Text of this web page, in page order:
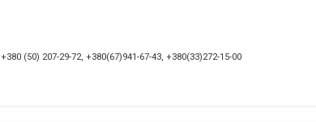
+380 (50) 207-29-72, +380(67)941-67-43, +380(33)272-15-00